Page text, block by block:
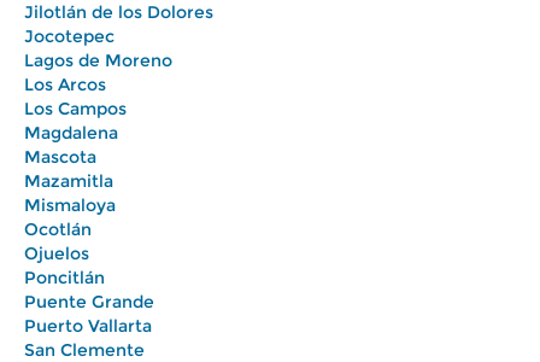
Jilotlán de los Dolores
Jocotepec
Lagos de Moreno
Los Arcos
Los Campos
Magdalena
Mascota
Mazamitla
Mismaloya
Ocotlán
Ojuelos
Poncitlán
Puente Grande
Puerto Vallarta
San Clemente